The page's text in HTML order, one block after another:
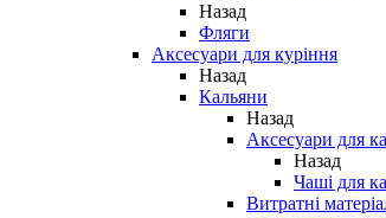
Назад
Фляги
Аксесуари для куріння
Назад
Кальяни
Назад
Аксесуари для
Назад
Чаші для
Витратні